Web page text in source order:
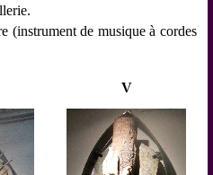
(instrument de musique à cordes
V